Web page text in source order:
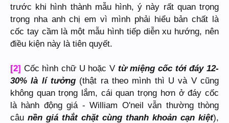
trước khi hình thành mẫu hình, ý này rất quan trọng
trọng nha anh chị em vì mình phải hiểu bản chất là
cốc tay cầm là một mẫu hình tiếp diễn xu hướng, nên
điều kiện này là tiên quyết.
[2] Cốc hình chữ U hoặc V từ miệng cốc tới đáy 12-
30% là lí tưởng (thật ra theo mình thì U và V cũng
không quan trọng lắm, cái quan trọng hơn ở đáy cốc
là hành động giá - William O'neil vẫn thường thòng
câu nền giá thắt chặt cùng thanh khoản cạn kiệt),